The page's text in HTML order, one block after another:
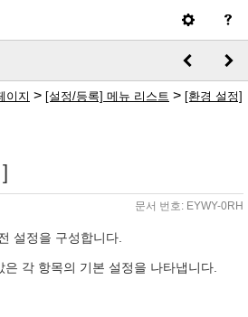
이지 > [설정/등록] 메뉴 리스트 > [환경 설정]
문서 번호: EYWY-0RH
설정을 구성합니다.
각 항목의 기본 설정을 나타냅니다.